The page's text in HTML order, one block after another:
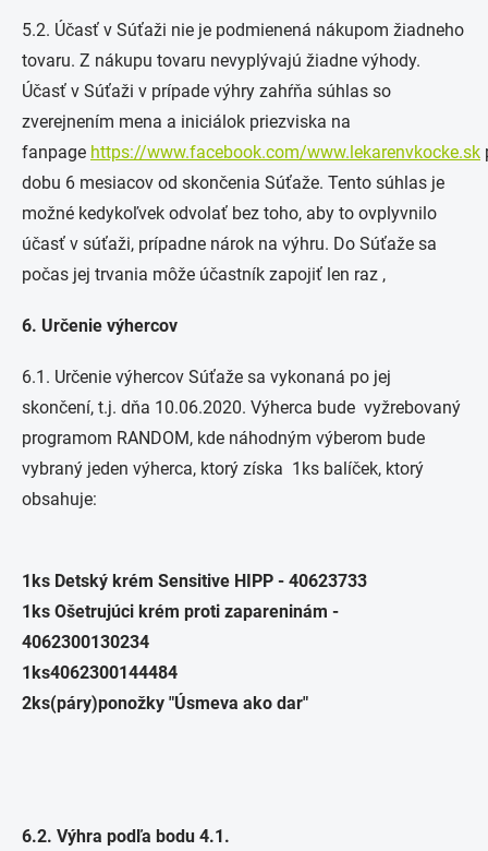
5.2. Účasť v Súťaži nie je podmienená nákupom žiadneho
tovaru. Z nákupu tovaru nevyplývajú žiadne výhody.
Účasť v Súťaži v prípade výhry zahŕňa súhlas so
zverejnením mena a iniciálok priezviska na
fanpage https://www.facebook.com/www.lekarenvkocke.sk
dobu 6 mesiacov od skončenia Súťaže. Tento súhlas je
možné kedykoľvek odvolať bez toho, aby to ovplyvnilo
účasť v súťaži, prípadne nárok na výhru. Do Súťaže sa
počas jej trvania môže účastník zapojiť len raz ,
6. Určenie výhercov
6.1. Určenie výhercov Súťaže sa vykonaná po jej
skončení, t.j. dňa 10.06.2020. Výherca bude vyžrebovaný
programom RANDOM, kde náhodným výberom bude
vybraný jeden výherca, ktorý získa 1ks balíček, ktorý
obsahuje:
1ks Detský krém Sensitive HIPP - 40623733
1ks Ošetrujúci krém proti zapareninám -
4062300130234
1ks4062300144484
2ks(páry)ponožky "Úsmeva ako dar"
6.2. Výhra podľa bodu 4.1.